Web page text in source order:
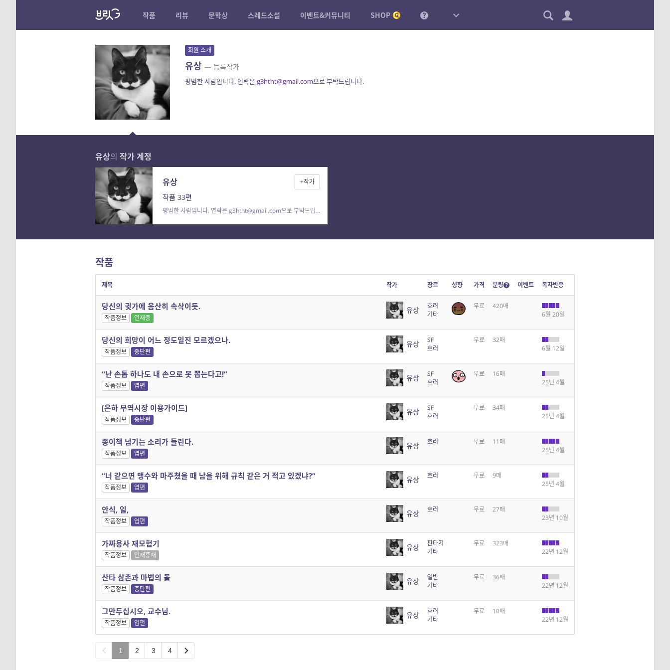
작품 리뷰 문학상 스레드소설 이벤트&커뮤니티 SHOP
회원 소개
유상 — 등록작가
평범한 사람입니다. 연락은g3htht@gmail.com으로 부탁드립니다.
유상의 작가 계정
유상
작품 33편
평범한 사람입니다. 연락은 g3htht@gmail.com으로 부탁드립니다.
+작가
작품
제목 작가 장르 성향 가격 분량 이벤트 독자반응
당신의 귓가에 음산히 속삭이듯.
작품정보 연재중
유상
호러
기타
무료
420매
6월 20일
당신의 희망이 어느 정도일진 모르겠으나.
작품정보 중단편
유상
SF
호러
무료
32매
6월 12일
“난 손톱 하나도 내 손으로 못 뽑는다고!”
작품정보 엽편
유상
SF
호러
무료
16매
25년 4월
[은하 무역시장 이용가이드]
작품정보 중단편
유상
SF
호러
무료
34매
25년 4월
종이책 넘기는 소리가 들린다.
작품정보 엽편
유상 호러 무료
11매
25년 4월
“너 같으면 맹수와 마주쳤을 때 남을 위해 규칙 같은 거 적고 있겠냐?”
작품정보 엽편
유상 호러 무료
9매
25년 4월
안식, 일,
작품정보 엽편
유상 호러 무료
27매
23년 10월
가짜용사 재모험기
작품정보 연재휴재
유상
판타지
기타
무료
323매
22년 12월
산타 삼촌과 마법의 돌
작품정보 중단편
유상
일반
기타
무료
36매
22년 12월
그만두십시오, 교수님.
작품정보 엽편
유상
호러
기타
무료
10매
22년 12월
1 2 3 4